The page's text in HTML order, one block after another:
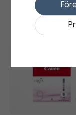
Skickas från